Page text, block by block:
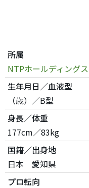
所属
NTPホールディングス
生年月日／血液型
（歳）／B型
身長／体重
177cm／83kg
国籍／出身地
日本 愛知県
プロ転向